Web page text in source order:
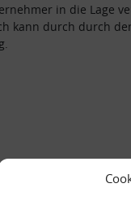
in die Lage
kann durch durch